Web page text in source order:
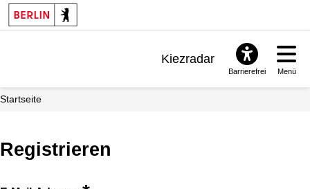
Kiezradar
Barrierefrei Menü
Startseite
Registrieren